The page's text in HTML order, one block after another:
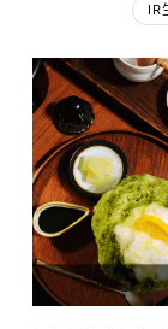
IR